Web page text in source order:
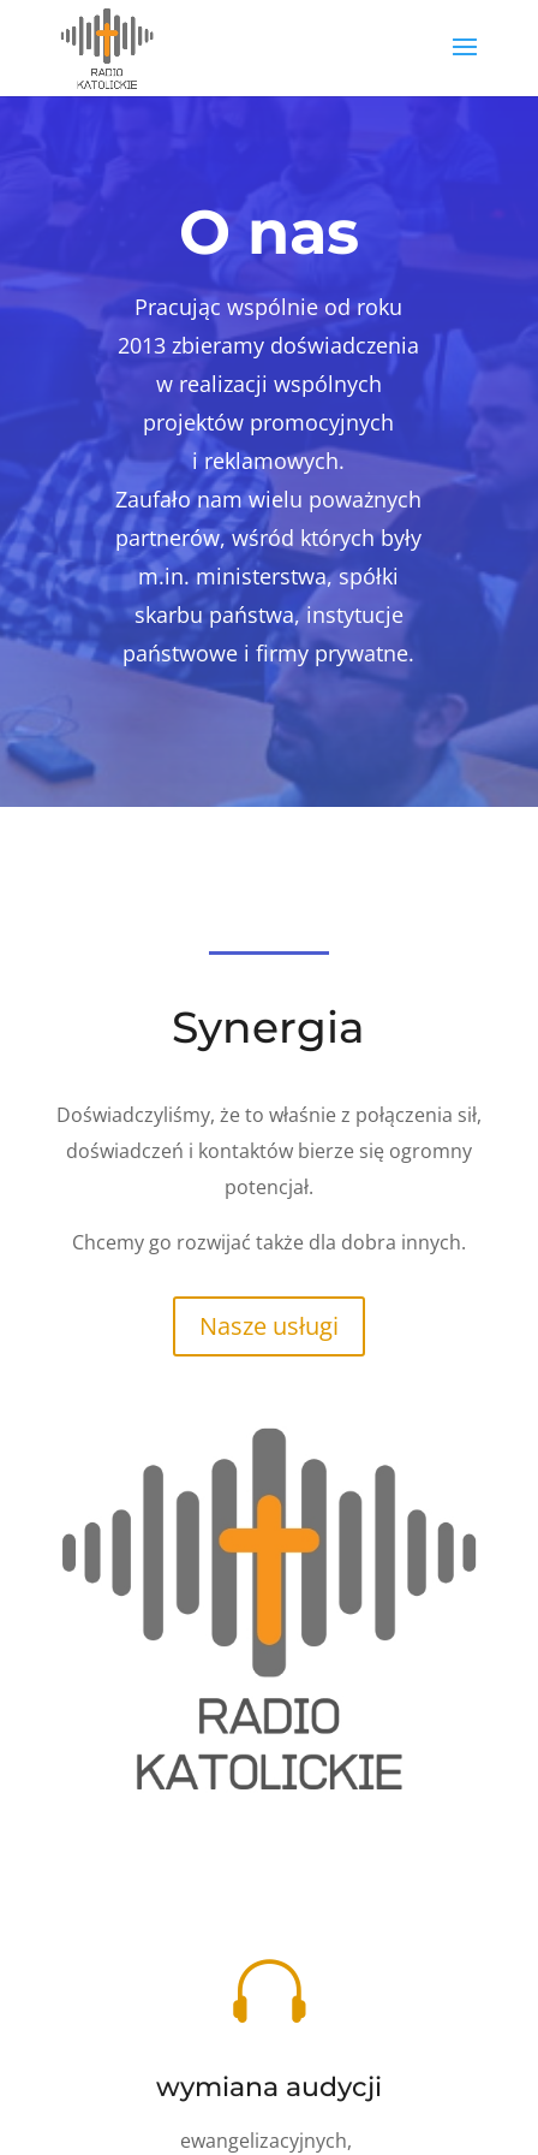
O nas
Pracując wspólnie od roku
2013 zbieramy doświadczenia
w realizacji wspólnych
projektów promocyjnych
i reklamowych.
Zaufało nam wielu poważnych
partnerów, wśród których były
m.in. ministerstwa, spółki
skarbu państwa, instytucje
państwowe i firmy prywatne.
Synergia
Doświadczyliśmy, że to właśnie z połączenia sił,
doświadczeń i kontaktów bierze się ogromny
potencjał.
Chcemy go rozwijać także dla dobra innych.
Nasze usługi

wymiana audycji
ewangelizacyjnych,